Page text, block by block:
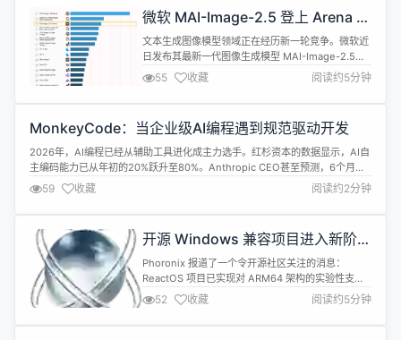
并在5月25日达到峰值，同比飙升 30.5%。 这一...
微软 MAI-Image-2.5 登上 Arena 文
生图排行榜前三
文本生成图像模型领域正在经历新一轮竞争。微软近
日发布其最新一代图像生成模型 MAI-Image-2.5，
并在 Arena 的最新文生图排行榜中首发即拿下第三
名的位置，显示其在 AI 图像生成领域的整体实力正
明显追赶行业领先者。目前在这一榜单上，OpenAI
gemini-3.1-flas...
55 收藏 阅读约5分钟
MonkeyCode：当企业级AI编程遇到规范驱动开发
2026年，AI编程已经从辅助工具进化成主力选手。红杉资本的数据显示，AI自
主编码能力已从年初的20%跃升至80%。Anthropic CEO甚至预测，6个月内
AI将承担90%的代码编写工作。 MonkeyCode 由长亭科技推出，是一款面向
专业团队的企业级AI编程平台，覆盖了需求、设计、开发、Review全流程。
核心能力包括： 1. SDD模式（规范驱动...
59 收藏 阅读约2分钟
开源 Windows 兼容项目进入新阶
段，ReactOS 已实验性支持 ARM64
Phoronix 报道了一个令开源社区关注的消息：
ReactOS 项目已实现对 ARM64 架构的实验性支
持。这意味着这款致力于实现 Windows 二进制兼容
性的开源操作系统，在近二十年的 x86 架构主导之
后，开始向更广泛的硬件生态扩展。 ReactOS 项目
52 收藏 阅读约5分钟